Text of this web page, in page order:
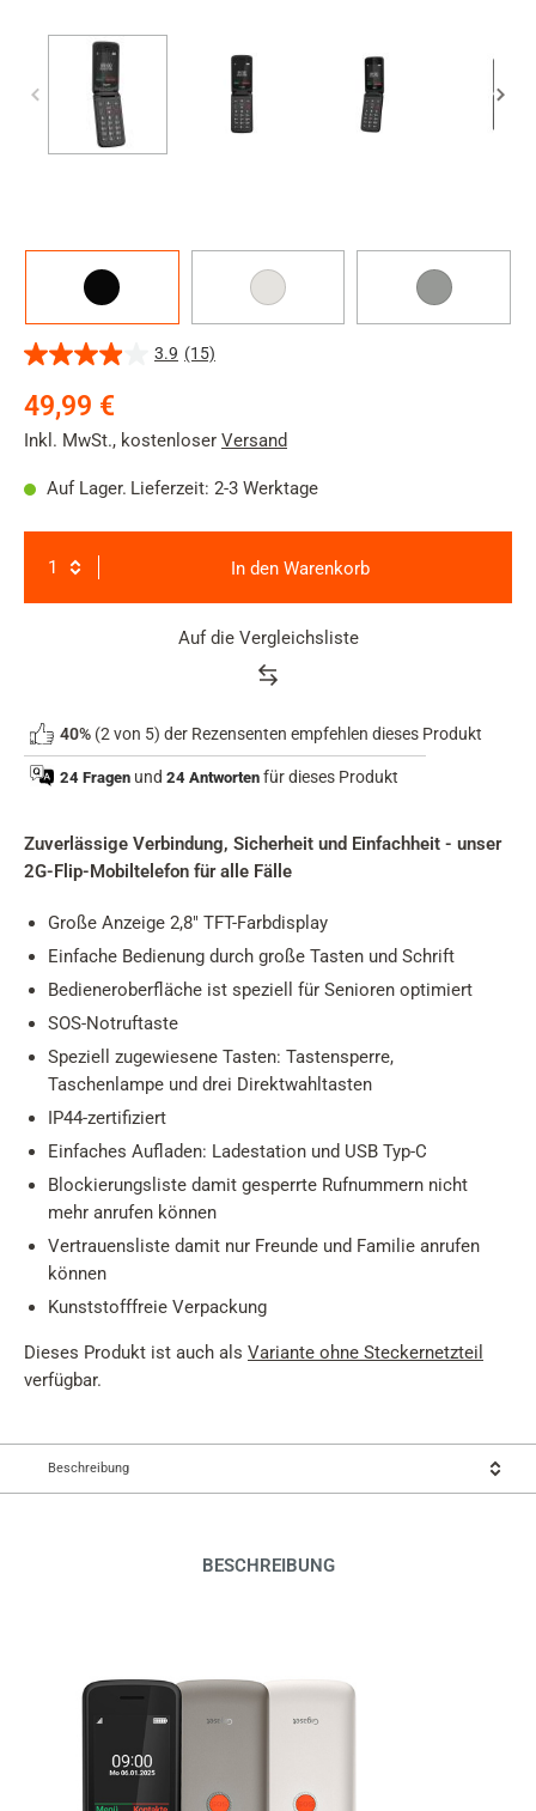
Schwarz
Pearl-
white
Titan-
Silber
3.9 (15)
3.9
5
Sternen.
15
49,99 €
Inkl. MwSt., kostenloser Versand
Auf Lager. Lieferzeit: 2-3 Werktage
In den Warenkorb
Auf die Vergleichsliste
rating
summary
40% (2 von 5) der Rezensenten empfehlen dieses Produkt
24 Fragen und 24 Antworten für dieses Produkt
Zuverlässige Verbindung, Sicherheit und Einfachheit - unser
2G-Flip-Mobiltelefon für alle Fälle
Große Anzeige 2,8" TFT-Farbdisplay
Einfache Bedienung durch große Tasten und Schrift
Bedieneroberfläche ist speziell für Senioren optimiert
SOS-Notruftaste
Speziell zugewiesene Tasten: Tastensperre,
Taschenlampe und drei Direktwahltasten
IP44-zertifiziert
Einfaches Aufladen: Ladestation und USB Typ-C
Blockierungsliste damit gesperrte Rufnummern nicht
mehr anrufen können
Vertrauensliste damit nur Freunde und Familie anrufen
können
Kunststofffreie Verpackung
Dieses Produkt ist auch als Variante ohne Steckernetzteil
verfügbar.
Beschreibung
BESCHREIBUNG